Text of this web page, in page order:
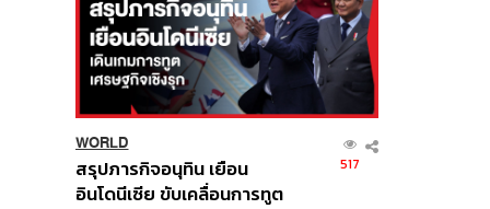
WORLD
สรุปภารกิจอนุทิน เยือน
อินโดนีเซีย ขับเคลื่อนการทูต
517